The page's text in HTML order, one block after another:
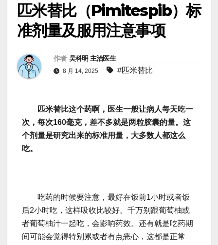
匹米替比（Pimitespib）标
准剂量及服用注意事项
作者 吴科明 主治医生
8 月 14, 2025 #匹米替比
匹米替比这个药啊，医生一般让病人每天吃一
次，每次160毫克，差不多就是两粒胶囊的量。这
个剂量是研究出来的标准用量，大多数人都这么
吃。
吃药的时候要注意，最好在饭前1小时或者饭
后2小时吃，这样吸收比较好。千万别跟葡萄柚或
者葡萄柚汁一起吃，会影响药效。还有就是吃药期
间可能会觉得特别累或者有点恶心，这都是正常